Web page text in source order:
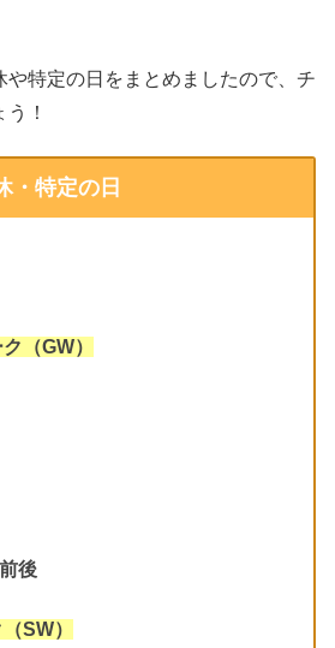
や特定の日をまとめましたので、チ
！
・特定の日
（GW）
後
SW）